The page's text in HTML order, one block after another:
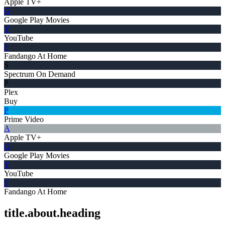
G
Google Play Movies
Y
YouTube
F
Fandango At Home
S
Spectrum On Demand
P
Plex
Buy
P
Prime Video
A
Apple TV+
G
Google Play Movies
Y
YouTube
F
Fandango At Home
title.about.heading